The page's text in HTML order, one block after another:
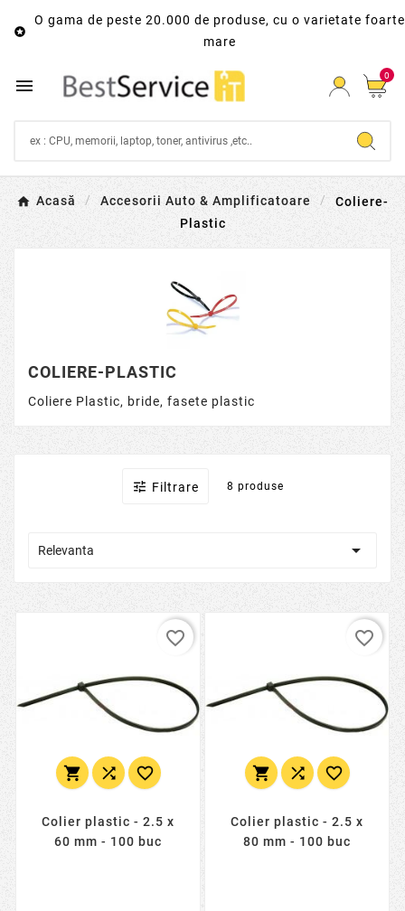

O gama de peste 20.000 de produse, cu o varietate foarte
mare
 0
Acasă Accesorii Auto & Amplificatoare
Coliere-
Plastic
COLIERE-PLASTIC
Coliere Plastic, bride, fasete plastic
 Filtrare 8 produse
Relevanta 
  
Colier plastic - 2.5 x
60 mm - 100 buc
favorite_border
  
Colier plastic - 2.5 x
80 mm - 100 buc
favorite_border